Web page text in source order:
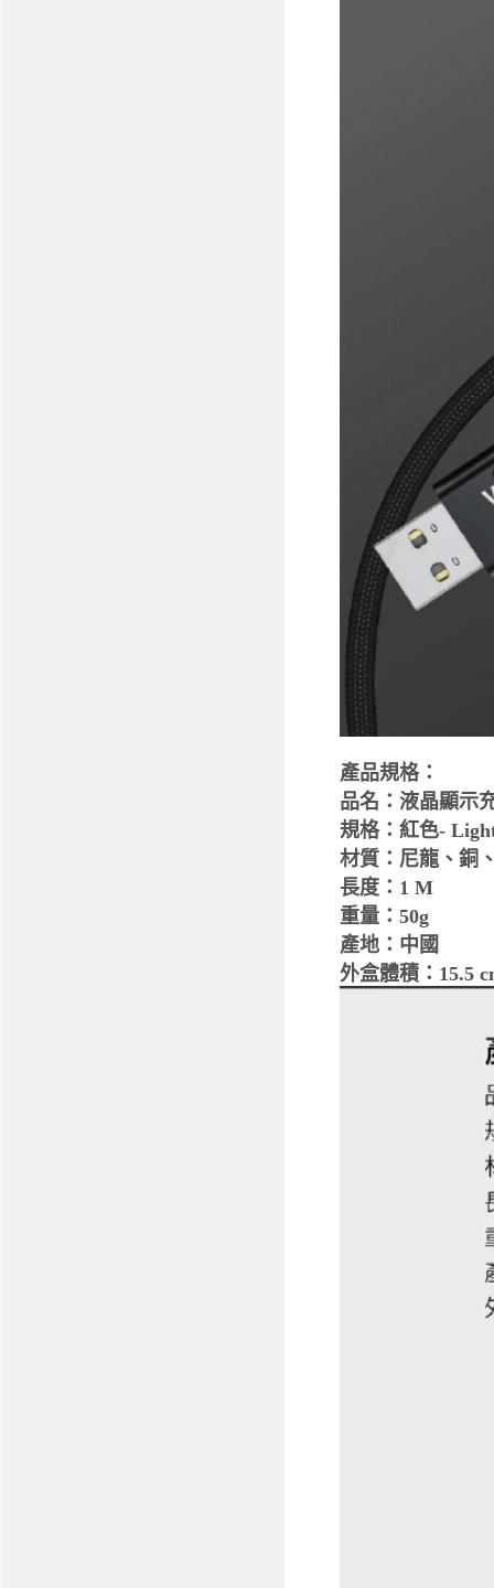
產品規格：
品名：液晶顯示
規格：紅色-
材質：尼龍、銅
長度：1 M
重量：50g
產地：中國
外盒體積：15.5